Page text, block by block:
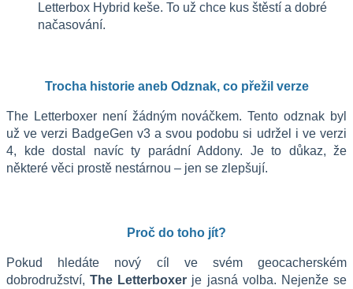
Letterbox Hybrid keše. To už chce kus štěstí a dobré
načasování.
Trocha historie aneb Odznak, co přežil verze
The Letterboxer není žádným nováčkem. Tento odznak byl
už ve verzi BadgeGen v3 a svou podobu si udržel i ve verzi
4, kde dostal navíc ty parádní Addony. Je to důkaz, že
některé věci prostě nestárnou – jen se zlepšují.
Proč do toho jít?
Pokud hledáte nový cíl ve svém geocacherském
dobrodružství, The Letterboxer je jasná volba. Nejenže se